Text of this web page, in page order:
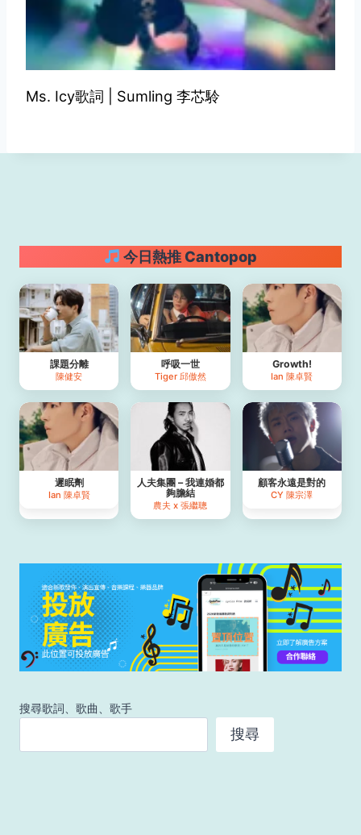
Ms. Icy歌詞 | Sumling 李芯駖
今日熱推 Cantopop
課題分離
陳健安
呼吸一世
Tiger 邱傲然
Growth!
Ian 陳卓賢
遲眠劑
Ian 陳卓賢
人夫集團 – 我連婚都
夠膽結
農夫 x 張繼聰
顧客永遠是對的
CY 陳宗澤
搜尋歌詞、歌曲、歌手
搜尋